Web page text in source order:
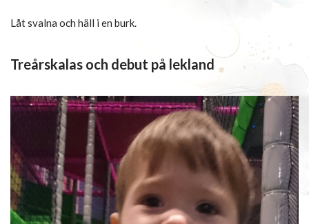
Låt svalna och häll i en burk.
Treårskalas och debut på lekland